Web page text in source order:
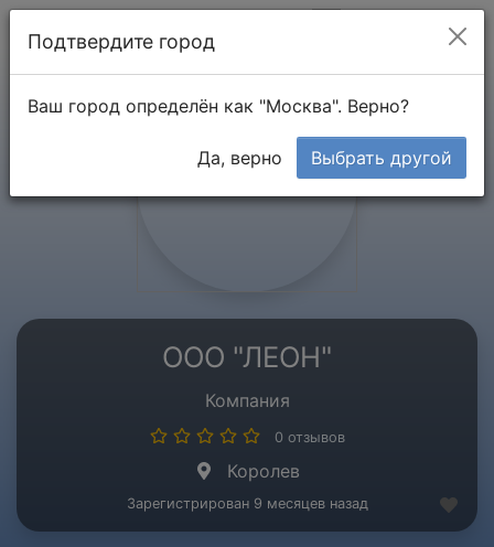
ООО "ЛЕОН"
Компания
0 отзывов
Королев
Зарегистрирован 9 месяцев назад
Подтвердите город
Ваш город определён как "Москва". Верно?
Да, верно Выбрать другой